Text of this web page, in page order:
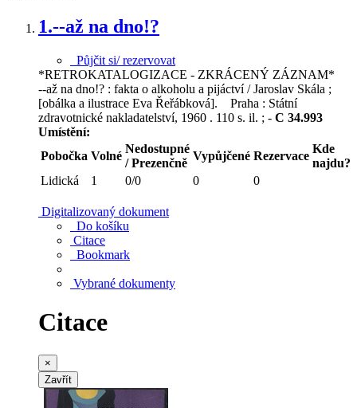
1.--až na dno!?
Půjčit si/ rezervovat
*RETROKATALOGIZACE - ZKRÁCENÝ ZÁZNAM*
--až na dno!? : fakta o alkoholu a pijáctví / Jaroslav Skála ;
[obálka a ilustrace Eva Řeřábková]. Praha : Státní
zdravotnické nakladatelství, 1960 . 110 s. il. ; - C 34.993
Umístění:
Pobočka Volné
Nedostupné
/ Prezenčně
Vypůjčené Rezervace
Kde
najdu?
Lidická
1 0/0 0 0
Digitalizovaný dokument
Do košíku
Citace
Bookmark
Vybrané dokumenty
Citace
×
Zavřít